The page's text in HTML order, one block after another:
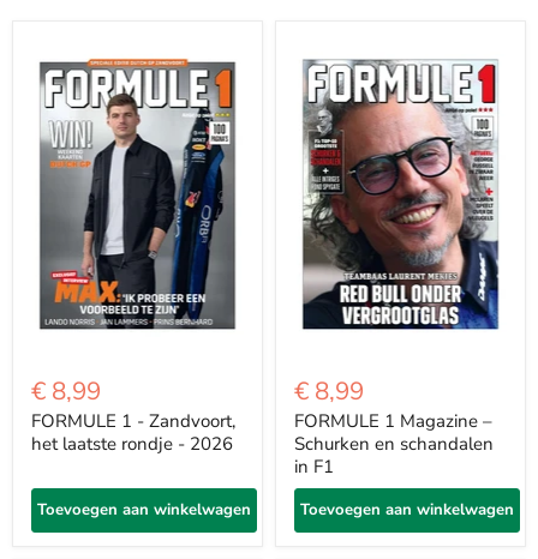
€ 8,99
FORMULE 1 - Zandvoort,
het laatste rondje - 2026
Toevoegen aan winkelwagen
€ 8,99
FORMULE 1 Magazine –
Schurken en schandalen
in F1
Toevoegen aan winkelwagen